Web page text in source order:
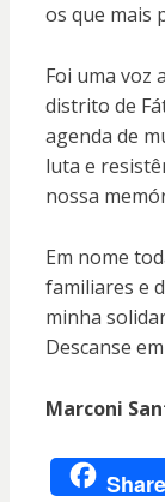
os que mais
Foi uma voz
distrito de
agenda de
luta e
nossa
Em nome
familiares e
minha
Descanse
Marconi
Share